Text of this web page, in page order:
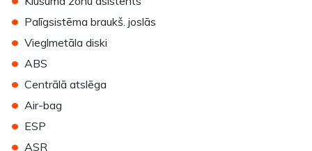
• Palīgsistēma braukš. joslās
• Vieglmetāla diski
• ABS
• Centrālā atslēga
• Air-bag
• ESP
• ASR